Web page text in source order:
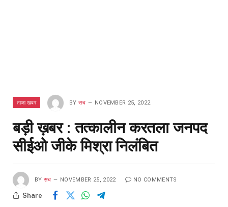
ताजा खबर BY सच NOVEMBER 25, 2022
बड़ी ख़बर : तत्कालीन करतला जनपद
सीईओ जीके मिश्रा निलंबित
BY सच NOVEMBER 25, 2022 NO COMMENTS
Share